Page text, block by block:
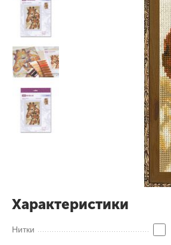
Характеристики
Нитки